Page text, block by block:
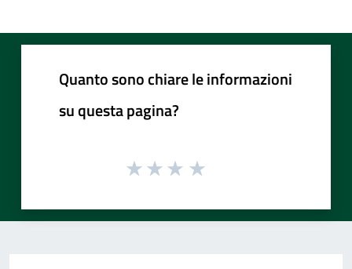
Quanto sono chiare le informazioni
su questa pagina?